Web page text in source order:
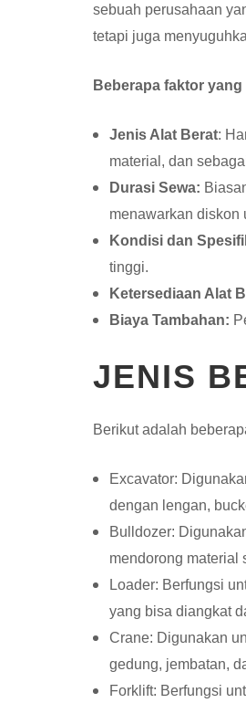
sebuah perusahaan
tetapi juga
Beberapa faktor
Jenis Alat Berat:
material, dan
Durasi Sewa:
menawarkan diskon
Kondisi dan
tinggi.
Ketersediaan Alat
Biaya Tambahan:
JENIS
Berikut adalah
Excavator:
dengan lengan,
Bulldozer:
mendorong material
Loader: Berfungsi
yang bisa diangkat
Crane: Digunakan
gedung, jembatan,
Forklift: Berfungsi